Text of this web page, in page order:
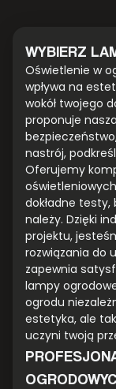
WYBIERZ
Oświetlenie w
wpływa na
wokół twojego
proponuje
nastrój,
Oferujemy
dokładne testy,
należy. Dzięki
projektu,
rozwiązania do
zapewnia
lampy
ogrodu
estetyka, ale
uczyni twoją